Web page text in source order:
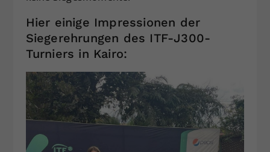
Hier einige Impressionen der
Siegerehrungen des ITF-J300-
Turniers in Kairo: